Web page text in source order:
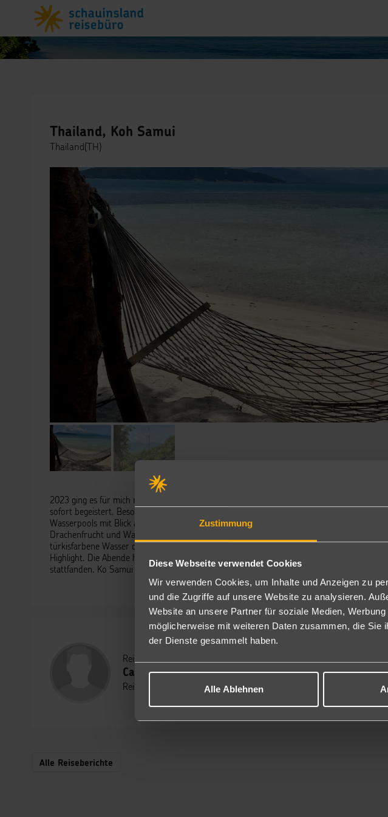
Zustimmung
Diese Webseite verwendet Cookies
Wir verwenden Cookies, um Inhalte und Anzeigen zu
und die Zugriffe auf unsere Website zu analysieren.
Website an unsere Partner für soziale Medien,
möglicherweise mit weiteren Daten zusammen, die
der Dienste gesammelt haben.
Alle Ablehnen
Thailand, Koh Samui
Thailand(TH)
2023 ging es für mich nach Ko Samui, Thailands zweitgrößte Insel. Die traumhaften
sofort begeistert. Besonders beeindruckt haben mich die Na Muang Waterfalls. Nach
Wasserpools mit Blick auf den Dschungel und das Meer. Das lokale Essen war super
Drachenfrucht und Wassermelone. Mein Lieblingsstrand war Crystal Bay, wo man von
türkisfarbene Wasser direkt vor einem liegt. Auch die täglichen Massagen am Strand für
Highlight. Die Abende habe ich gerne in der Ark Bar am Chaweng Beach verbracht, wo
stattfanden. Ko Samui hat mir mit seiner Natur, dem Essen und der entspannten
Reisebericht geschrieben am 15.08.2025
Calvin Hackbarth
Reiseberater - Auszubildender
Alle Reiseberichte